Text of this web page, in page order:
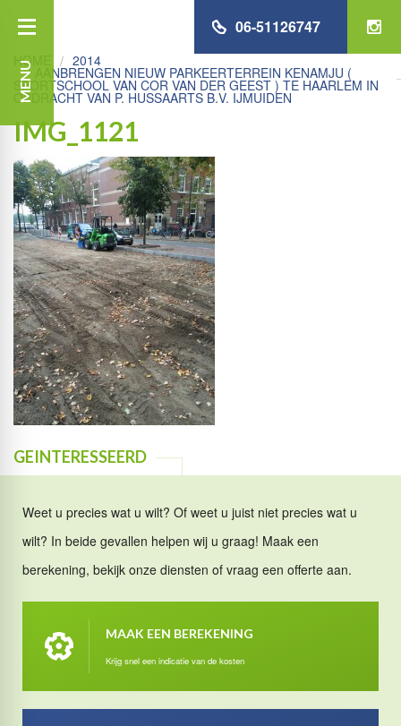
MENU
06-51126747
HOME 2014
AANBRENGEN NIEUW PARKEERTERREIN KENAMJU (
SPORTSCHOOL VAN COR VAN DER GEEST ) TE HAARLEM IN
OPDRACHT VAN P. HUSSAARTS B.V. IJMUIDEN
IMG_1121
GEINTERESSEERD
Weet u precies wat u wilt? Of weet u juist niet precies wat u
wilt? In beide gevallen helpen wij u graag! Maak een
berekening, bekijk onze diensten of vraag een offerte aan.
MAAK EEN BEREKENING
Krijg snel een indicatie van de kosten